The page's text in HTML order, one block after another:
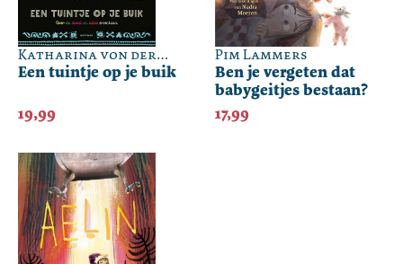
Katharina von der
Gathen
Een tuintje op je buik
19,99
Pim Lammers
Ben je vergeten dat
babygeitjes bestaan?
17,99